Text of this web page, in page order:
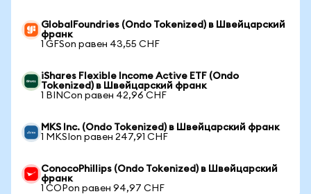
GlobalFoundries (Ondo Tokenized) в Швейцарский
франк
1 GFSon равен 43,55 CHF
iShares Flexible Income Active ETF (Ondo
Tokenized) в Швейцарский франк
1 BINCon равен 42,96 CHF
MKS Inc. (Ondo Tokenized) в Швейцарский франк
1 MKSIon равен 247,91 CHF
ConocoPhillips (Ondo Tokenized) в Швейцарский
франк
1 COPon равен 94,97 CHF